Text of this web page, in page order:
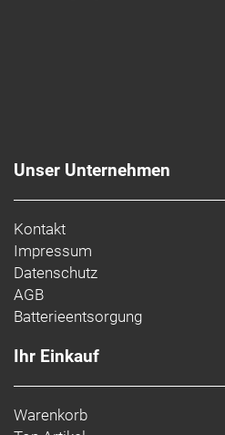
Unser Unternehmen
Kontakt
Impressum
Datenschutz
AGB
Batterieentsorgung
Ihr Einkauf
Warenkorb